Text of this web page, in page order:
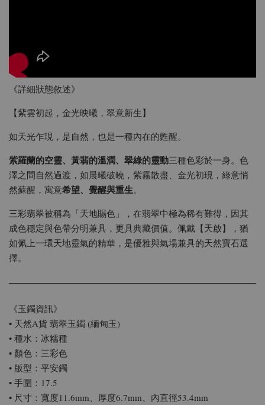
《詳細狀態敘述》
【紫雲初起，金光映曦，翠意新生】
如天光乍現，是自然，也是一種內在的甦醒。
紫羅蘭的空靈、黃翡的溫潤、翠綠的靈動三種色彩於一身。色
澤之間自然過渡，如晨曦破曉，紫霧散盡、金光初現，綠意悄
然蘇醒，寓意希望、覺醒與重生。
三彩翡翠被稱為「天地賜色」，在翡翠中極為稀有難得，因其
成色穩定與色帶分明兼具，更具典藏價值。佩戴【天啟】，猶
如佩上一環天地靈氣的精華，是優雅與氣場兼具的天然寶石選
擇。
《玉鐲資訊》
• 天然A貨 翡翠玉鐲 (緬甸玉)
• 種水：冰糯種
• 顏色：三彩色
• 版型：平安鐲
• 手圍：17.5
• 尺寸：寬度11.6mm、厚度6.7mm、內直徑53.4mm